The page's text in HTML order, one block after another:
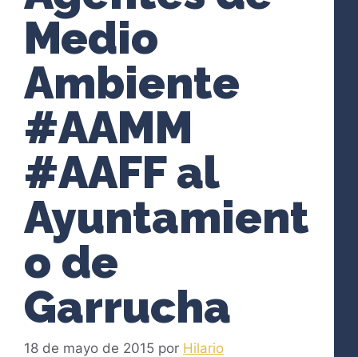
Medio
Ambiente
#AAMM
#AAFF al
Ayuntamient
o de
Garrucha
18 de mayo de 2015 por Hilario